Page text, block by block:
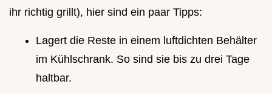
ihr richtig grillt), hier sind ein paar Tipps:
Lagert die Reste in einem luftdichten Behälter
im Kühlschrank. So sind sie bis zu drei Tage
haltbar.